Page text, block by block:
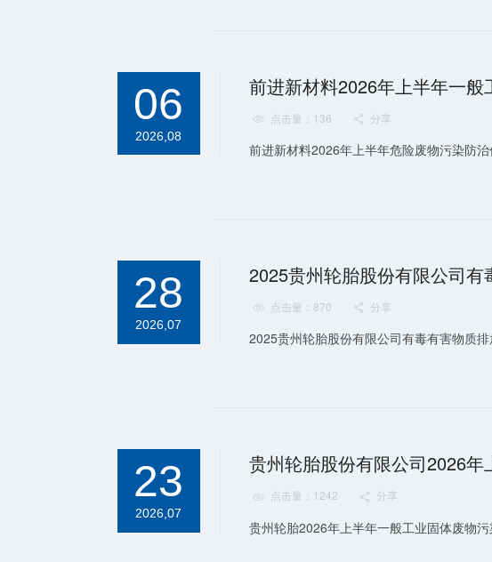
06
2026,08
前进新材料2026年上半年一
 点击量：136  分享
前进新材料2026年上半年危险废物污染防
28
2026,07
2025贵州轮胎股份有限公司
 点击量：870  分享
2025贵州轮胎股份有限公司有毒有害物质
23
2026,07
贵州轮胎股份有限公司2026
 点击量：1242  分享
贵州轮胎2026年上半年一般工业固体废物